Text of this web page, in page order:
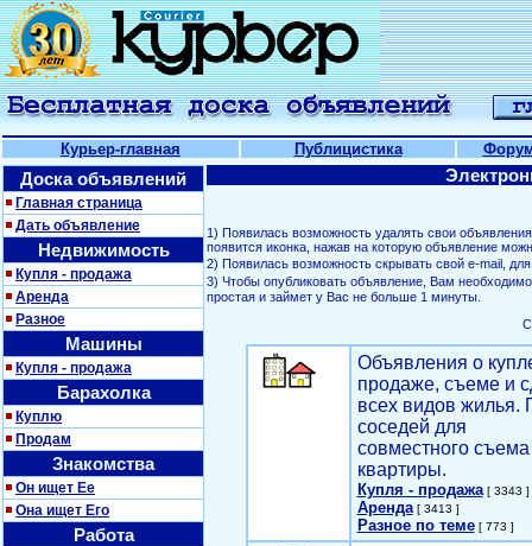
Курьер-главная Публицистика
Доска объявлений
Главная страница
Дать объявление
Недвижимость
Купля - продажа
Аренда
Разное
Машины
Купля - продажа
Барахолка
Куплю
Продам
Знакомства
Он ищет Ее
Она ищет Его
Работа
1) Появилась возможность удалять свои
появится иконка, нажав на которую объявление
2) Появилась возможность скрывать свой е-mail,
3) Чтобы опубликовать объявление, Вам
простая и займет у Вас не больше 1 минуты.
Объявления о
продаже, съеме и
всех видов жилья.
соседей для
совместного съема
квартиры.
Купля - продажа[ 3343 ]
Аренда[ 3413 ]
Разное по теме[ 773 ]